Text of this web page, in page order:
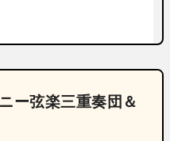
ー弦楽三重奏団＆